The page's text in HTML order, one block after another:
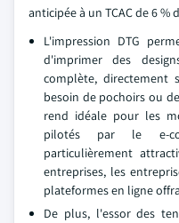
anticipée à un TCAC de 6 %
L'impression DTG
d'imprimer des
complète, directement
besoin de pochoirs ou
rend idéale pour les
pilotés par le e-
particulièrement
entreprises, les
plateformes en ligne
De plus, l'essor des